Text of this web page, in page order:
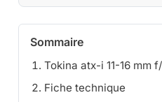
Sommaire
Tokina atx-i 11-16 mm
Fiche technique